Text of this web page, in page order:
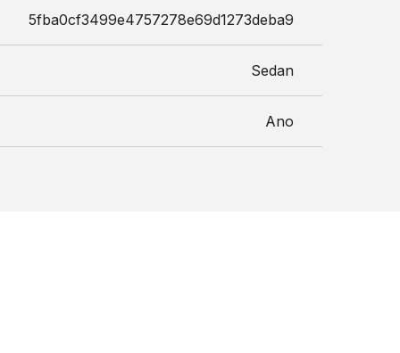
5fba0cf3499e4757278e69d1273deba9
Sedan
Ano